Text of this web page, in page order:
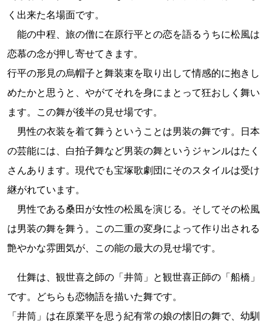
く出来た名場面です。
能の中程、旅の僧に在原行平との恋を語るうちに松風は
恋慕の念が押し寄せてきます。
行平の形見の烏帽子と舞装束を取り出して情感的に抱きし
めたかと思うと、やがてそれを身にまとって狂おしく舞い
ます。この舞が後半の見せ場です。
男性の衣装を着て舞うということは男装の舞です。日本
の芸能には、白拍子舞など男装の舞というジャンルはたく
さんあります。現代でも宝塚歌劇団にそのスタイルは受け
継がれています。
男性である桑田が女性の松風を演じる。そしてその松風
は男装の舞を舞う。この二重の変身によって作り出される
艶やかな雰囲気が、この能の最大の見せ場です。
仕舞は、観世喜之師の「井筒」と観世喜正師の「船橋」
です。どちらも恋物語を描いた舞です。
「井筒」は在原業平を思う紀有常の娘の懐旧の舞で、幼馴